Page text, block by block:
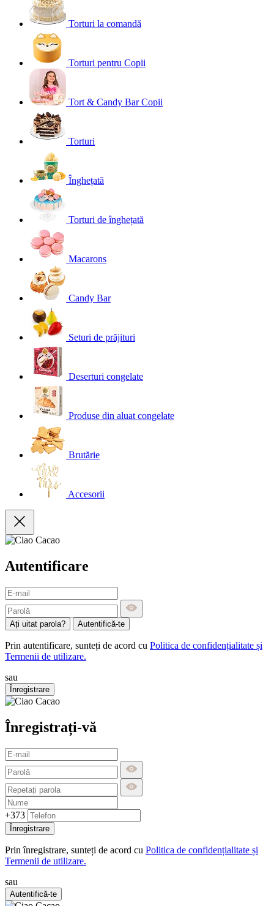
Torturi la comandă
Torturi pentru Copii
Tort & Candy Bar Copii
Torturi
Înghețată
Torturi de înghețată
Macarons
Candy Bar
Seturi de prăjituri
Deserturi congelate
Produse din aluat congelate
Brutărie
Accesorii
Autentificare
Ați uitat parola? Autentifică-te
Prin autentificare, sunteți de acord cu Politica de confidențialitate și
Termenii de utilizare.
sau
Înregistrare
Înregistrați-vă
+373
Înregistrare
Prin înregistrare, sunteți de acord cu Politica de confidențialitate și
Termenii de utilizare.
sau
Autentifică-te